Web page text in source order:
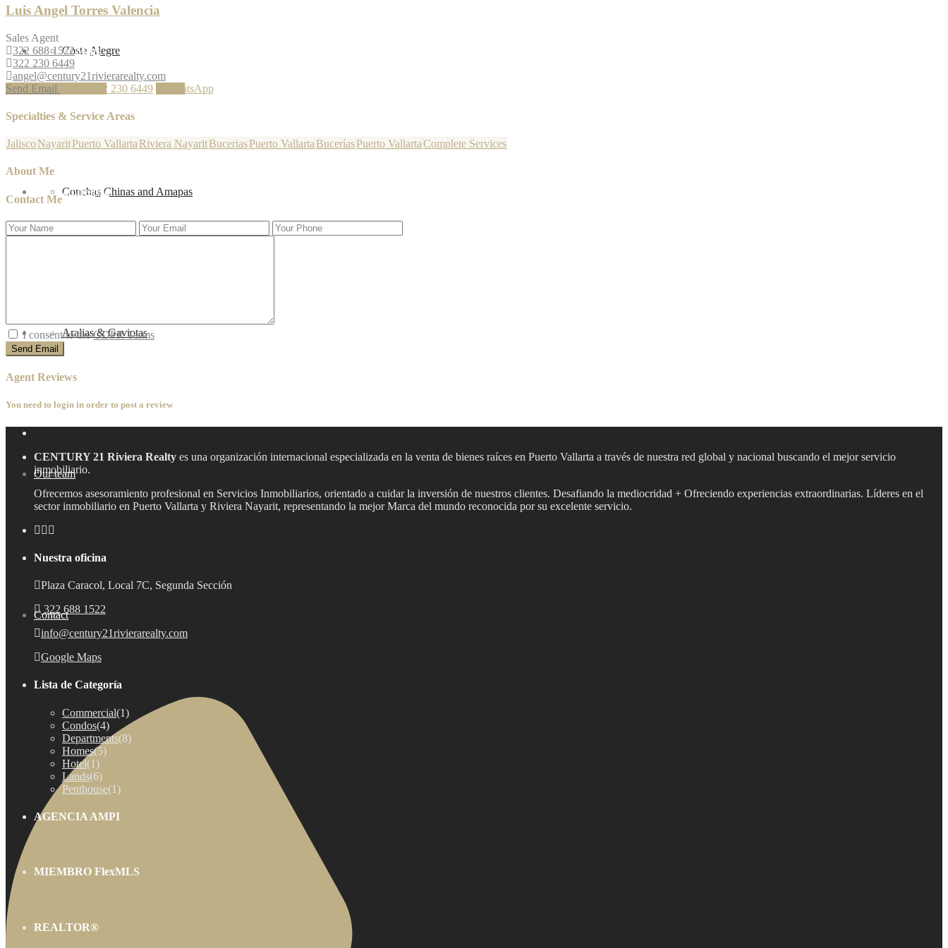
Costa Alegre
Conchas Chinas and Amapas
Aralias & Gaviotas
Aramara
Bucerías
PV Area Maps
Vallarta Lifestyle
Blog
Our team
Contact
Luis Angel Torres Valencia
Sales Agent
322 688 1522
322 230 6449
angel@century21rivierarealty.com
Send Email
322 230 6449 WhatsApp
Specialties & Service Areas
JaliscoNayaritPuerto VallartaRiviera NayaritBuceriasPuerto VallartaBuceríasPuerto VallartaComplete Services
About Me
Contact Me
I consent to theGDPR Terms
Agent Reviews
You need to login in order to post a review
CENTURY 21 Riviera Realty es una organización internacional especializada en la venta de bienes raíces en Puerto Vallarta a través de nuestra red global y nacional buscando el mejor servicio
inmobiliario.
Ofrecemos asesoramiento profesional en Servicios Inmobiliarios, orientado a cuidar la inversión de nuestros clientes. Desafiando la mediocridad + Ofreciendo experiencias extraordinarias. Líderes en el
sector inmobiliario en Puerto Vallarta y Riviera Nayarit, representando la mejor Marca del mundo reconocida por su excelente servicio.
Nuestra oficina
Plaza Caracol, Local 7C, Segunda Sección
322 688 1522
info@century21rivierarealty.com
Google Maps
Lista de Categoría
Commercial(1)
Condos(4)
Departments(8)
Homes(5)
Hotel(1)
Lands(6)
Penthouse(1)
AGENCIA AMPI
MIEMBRO FlexMLS
REALTOR®